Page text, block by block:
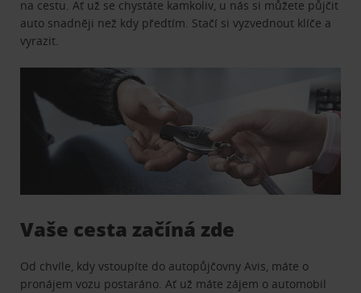
na cestu. Ať už se chystáte kamkoliv, u nás si můžete půjčit
auto snadněji než kdy předtím. Stačí si vyzvednout klíče a
vyrazit.
Vaše cesta začíná zde
Od chvíle, kdy vstoupíte do autopůjčovny Avis, máte o
pronájem vozu postaráno. Ať už máte zájem o automobil